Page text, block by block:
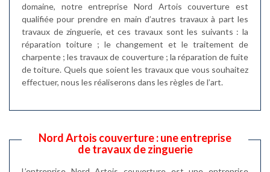
domaine, notre entreprise Nord Artois couverture est
qualifiée pour prendre en main d’autres travaux à part les
travaux de zinguerie, et ces travaux sont les suivants : la
réparation toiture ; le changement et le traitement de
charpente ; les travaux de couverture ; la réparation de fuite
de toiture. Quels que soient les travaux que vous souhaitez
effectuer, nous les réaliserons dans les règles de l’art.
Nord Artois couverture : une entreprise
de travaux de zinguerie